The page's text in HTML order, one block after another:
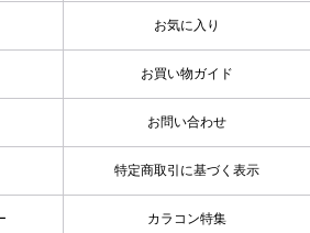
お気に入り
お買い物ガイド
お問い合わせ
特定商取引に基づく表示
カラコン特集